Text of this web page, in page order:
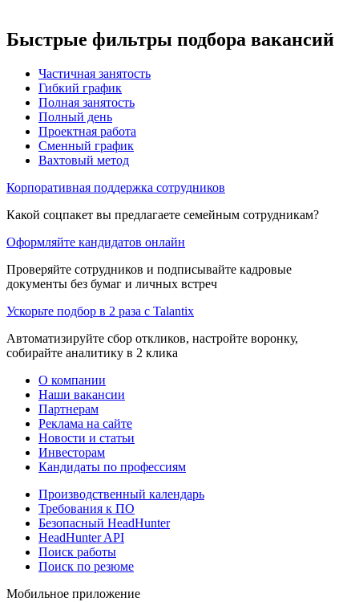
Быстрые фильтры подбора вакансий
Частичная занятость
Гибкий график
Полная занятость
Полный день
Проектная работа
Сменный график
Вахтовый метод
Корпоративная поддержка сотрудников
Какой соцпакет вы предлагаете семейным сотрудникам?
Оформляйте кандидатов онлайн
Проверяйте сотрудников и подписывайте кадровые
документы без бумаг и личных встреч
Ускорьте подбор в 2 раза с Talantix
Автоматизируйте сбор откликов, настройте воронку,
собирайте аналитику в 2 клика
О компании
Наши вакансии
Партнерам
Реклама на сайте
Новости и статьи
Инвесторам
Кандидаты по профессиям
Производственный календарь
Требования к ПО
Безопасный HeadHunter
HeadHunter API
Поиск работы
Поиск по резюме
Мобильное приложение